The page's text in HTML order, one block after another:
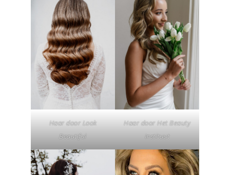
Haar door Look
Beautiful
Haar door Het Beauty
Instituut